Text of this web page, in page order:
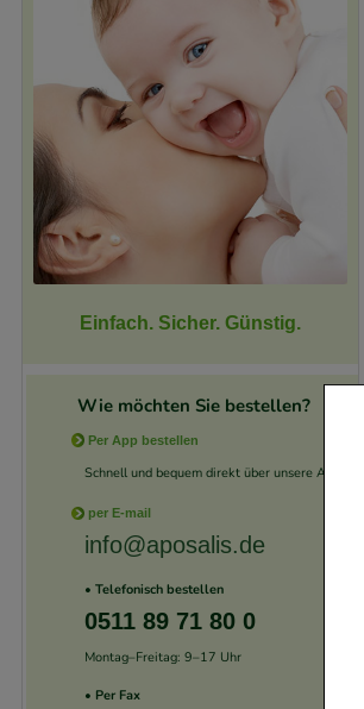
Einfach. Sicher. Günstig.
Wie möchten Sie bestellen?
Per App bestellen
Schnell und bequem direkt über unsere App.
per E-mail
info@aposalis.de
• Telefonisch bestellen
0511 89 71 80 0
Montag–Freitag: 9–17 Uhr
• Per Fax